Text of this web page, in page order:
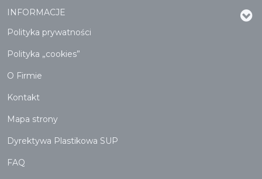
INFORMACJE
Polityka prywatności
Polityka „cookies”
O Firmie
Kontakt
Mapa strony
Dyrektywa Plastikowa SUP
FAQ